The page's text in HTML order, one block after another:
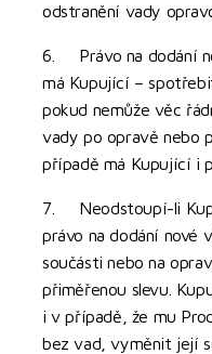
odstranění vady
6. Právo na dodání
má Kupující –
pokud nemůže věc
vady po opravě nebo
případě má Kupující i
7. Neodstoupí-li
právo na dodání nové
součásti nebo na
přiměřenou slevu.
i v případě, že mu
bez vad, vyměnit její